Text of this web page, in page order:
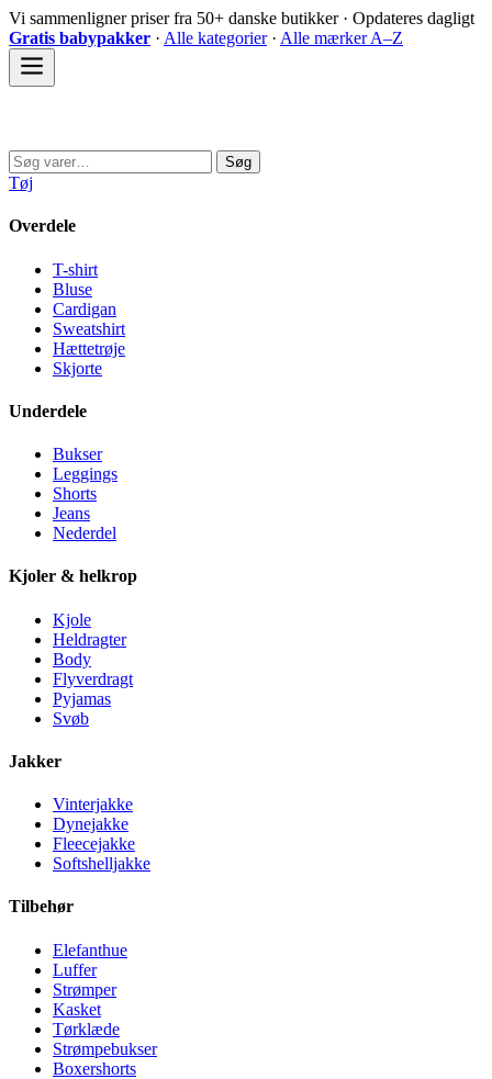
Spring
til
indhold
Vi sammenligner priser fra 50+ danske butikker · Opdateres dagligt
Gratis babypakker · Alle kategorier· Alle mærker A–Z
Søg
efter:
Søg
Tøj
Overdele
T-shirt
Bluse
Cardigan
Sweatshirt
Hættetrøje
Skjorte
Underdele
Bukser
Leggings
Shorts
Jeans
Nederdel
Kjoler & helkrop
Kjole
Heldragter
Body
Flyverdragt
Pyjamas
Svøb
Jakker
Vinterjakke
Dynejakke
Fleecejakke
Softshelljakke
Tilbehør
Elefanthue
Luffer
Strømper
Kasket
Tørklæde
Strømpebukser
Boxershorts